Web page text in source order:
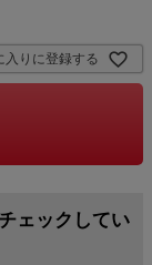
入りに登録する
ェックしてい